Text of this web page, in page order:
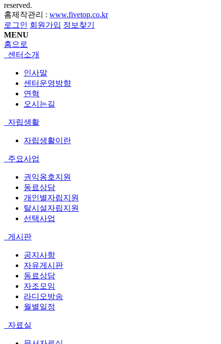
reserved.
홈제작관리 : www.fivetop.co.kr
로그인 회원가입 정보찾기
MENU
홈으로
센터소개
인사말
센터운영방향
연혁
오시는길
자립생활
자립생활이란
주요사업
권익옹호지원
동료상담
개인별자립지원
탈시설자립지원
선택사업
게시판
공지사항
자유게시판
동료상담
자조모임
라디오방송
월별일정
자료실